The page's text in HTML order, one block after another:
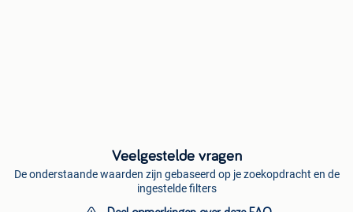
Veelgestelde vragen
De onderstaande waarden zijn gebaseerd op je zoekopdracht en de
ingestelde filters